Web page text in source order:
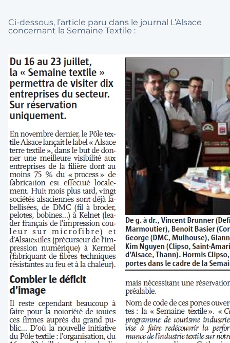
Ci-dessous, l’article paru dans le journal L’Alsace
concernant la Semaine Textile :